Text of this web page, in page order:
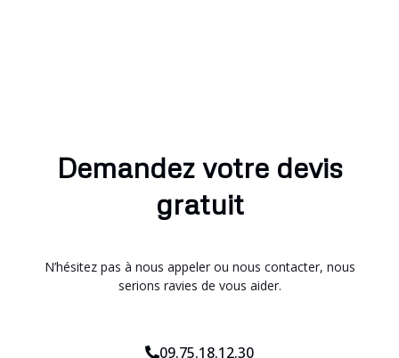
Demandez votre devis
gratuit
N’hésitez pas à nous appeler ou nous contacter, nous
serions ravies de vous aider.
09.75.18.12.30